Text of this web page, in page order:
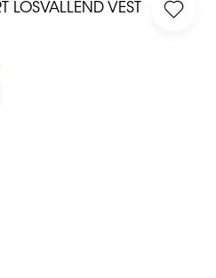
LOSVALLEND VEST Log in